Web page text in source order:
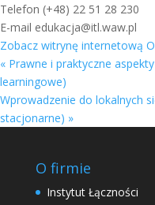
Telefon (+48) 22 51 28 230
E-mail edukacja@itl.waw.pl
Zobacz witrynę internetową
« Prawne i praktyczne
learningowe)
Wprowadzenie do lokalnych
stacjonarne) »
O firmie
Instytut Łączności